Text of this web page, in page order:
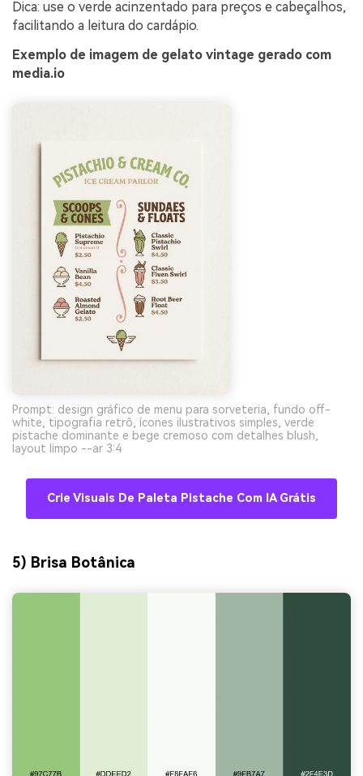
Dica: use o verde acinzentado para preços e cabeçalhos,
facilitando a leitura do cardápio.
Exemplo de imagem de gelato vintage gerado com
media.io
Prompt: design gráfico de menu para sorveteria, fundo off-
white, tipografia retrô, ícones ilustrativos simples, verde
pistache dominante e bege cremoso com detalhes blush,
layout limpo --ar 3:4
Crie Visuais De Paleta Pistache Com IA Grátis
5) Brisa Botânica